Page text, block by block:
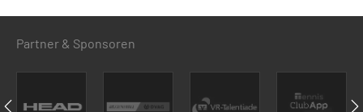
Partner & Sponsoren